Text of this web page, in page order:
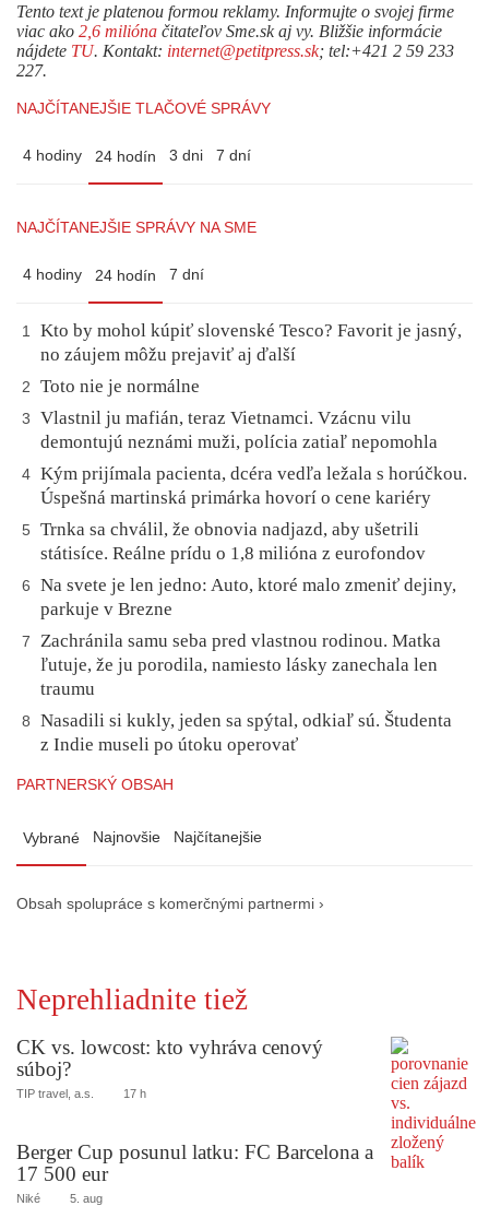
Tento text je platenou formou reklamy. Informujte o svojej firme
viac ako 2,6 milióna čitateľov Sme.sk aj vy. Bližšie informácie
nájdete TU. Kontakt: internet@petitpress.sk; tel:+421 2 59 233
227.
NAJČÍTANEJŠIE TLAČOVÉ SPRÁVY
4 hodiny 24 hodín 3 dni 7 dní
NAJČÍTANEJŠIE SPRÁVY NA SME
4 hodiny 24 hodín 7 dní
1
Kto by mohol kúpiť slovenské Tesco? Favorit je jasný,
no záujem môžu prejaviť aj ďalší
2 Toto nie je normálne
3
Vlastnil ju mafián, teraz Vietnamci. Vzácnu vilu
demontujú neznámi muži, polícia zatiaľ nepomohla
4 Kým prijímala pacienta, dcéra vedľa ležala s horúčkou.
Úspešná martinská primárka hovorí o cene kariéry
5
Trnka sa chválil, že obnovia nadjazd, aby ušetrili
státisíce. Reálne prídu o 1,8 milióna z eurofondov
6
Na svete je len jedno: Auto, ktoré malo zmeniť dejiny,
parkuje v Brezne
7
Zachránila samu seba pred vlastnou rodinou. Matka
ľutuje, že ju porodila, namiesto lásky zanechala len
traumu
8
Nasadili si kukly, jeden sa spýtal, odkiaľ sú. Študenta
z Indie museli po útoku operovať
PARTNERSKÝ OBSAH
Vybrané Najnovšie Najčítanejšie
Obsah spolupráce s komerčnými partnermi ›
Neprehliadnite tiež
CK vs. lowcost: kto vyhráva cenový
súboj?
TIP travel, a.s. 17 h
Berger Cup posunul latku: FC Barcelona a
17 500 eur
Niké 5. aug